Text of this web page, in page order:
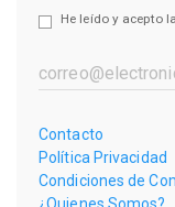
He leído y acepto la
Contacto
Política Privacidad
Condiciones de
¿Quienes Somos?